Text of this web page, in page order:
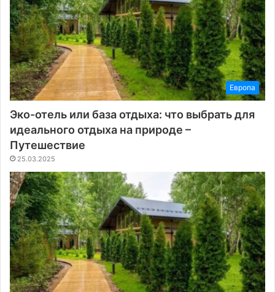
Европа
Эко-отель или база отдыха: что выбрать для
идеального отдыха на природе –
Путешествие
25.03.2025